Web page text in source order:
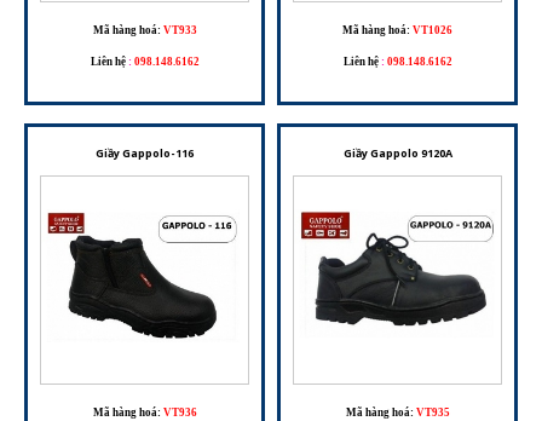
Mã hàng hoá: VT933
Liên hệ : 098.148.6162
Mã hàng hoá: VT1026
Liên hệ : 098.148.6162
Giầy Gappolo-116
Mã hàng hoá: VT936
Giầy Gappolo 9120A
Mã hàng hoá: VT935